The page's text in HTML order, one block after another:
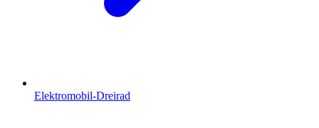
Elektromobil-Dreirad